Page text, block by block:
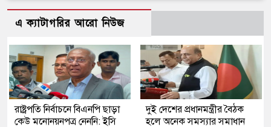
এ ক্যাটাগরির আরো নিউজ
রাষ্ট্রপতি নির্বাচনে বিএনপি ছাড়া
কেউ মনোনয়নপত্র নেননি: ইসি
দুই দেশের প্রধানমন্ত্রীর বৈঠক
হলে অনেক সমস্যার সমাধান